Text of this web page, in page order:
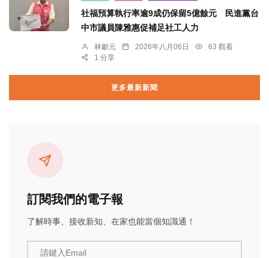
社福預算執行率逾9成仍保留5億餘元 民進黨台
中市議員陳雅惠促補足社工人力
林獻元 2026年八月06日
63 觀看
1 分享
更多最新新聞
訂閱我們的電子報
了解時事、接收新知、在家也能當個知識通！
請鍵入Email